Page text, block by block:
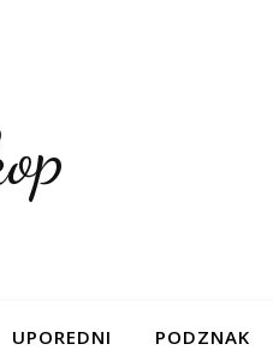
UPOREDNI PODZNAK